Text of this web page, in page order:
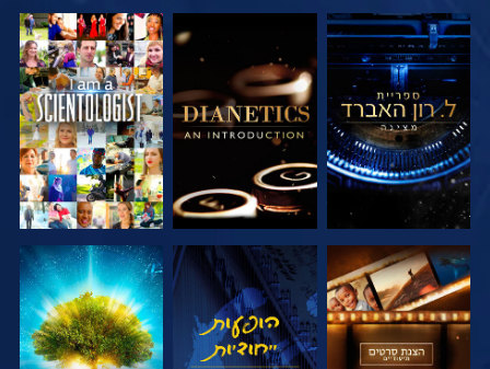
בדוק את הסדרה בדוק את הסדרה צפה
בדוק את הסדרה צפה בדוק את הסדרה